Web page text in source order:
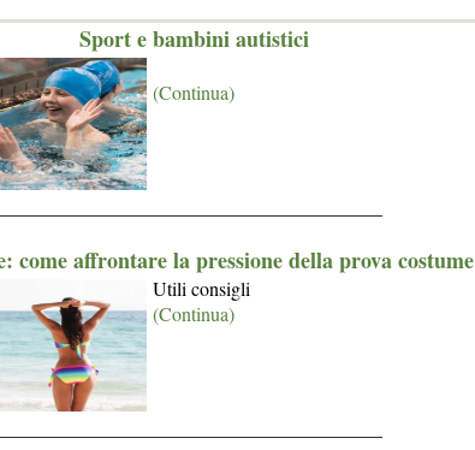
Sport e bambini autistici
(Continua)
come affrontare la pressione della prova costume
Utili consigli
(Continua)